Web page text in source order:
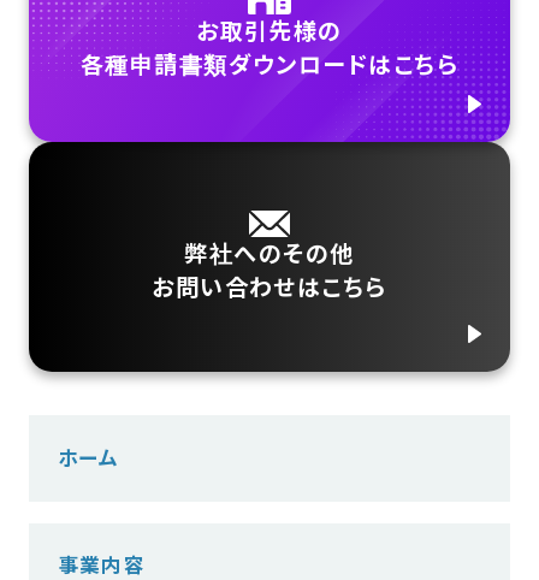
お取引先様の
各種申請書類ダウンロードはこちら
弊社へのその他
お問い合わせはこちら
ホーム
事業内容